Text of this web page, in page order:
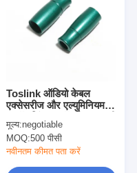
Toslink ऑडियो केबल
एक्सेसरीज और एल्युमिनियम
इच्छानुसार अनुकूलित
मूल्य:negotiable
MOQ:500 पीसी
नवीनतम कीमत पता करें